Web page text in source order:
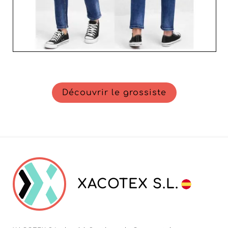
Découvrir le grossiste
XACOTEX S.L.